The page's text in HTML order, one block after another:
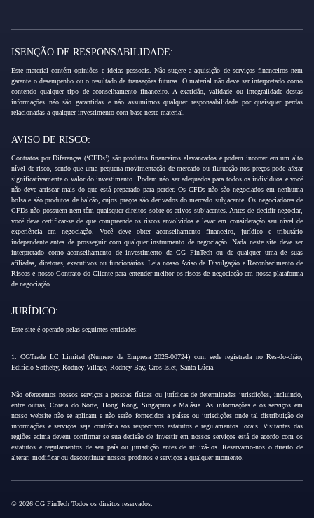
ISENÇÃO DE RESPONSABILIDADE:
Este material contém opiniões e ideias pessoais. Não sugere a aquisição de serviços financeiros nem
garante o desempenho ou o resultado de transações futuras. O material não deve ser interpretado como
contendo qualquer tipo de aconselhamento financeiro. A exatidão, validade ou integralidade destas
informações não são garantidas e não assumimos qualquer responsabilidade por quaisquer perdas
relacionadas a qualquer investimento com base neste material.
AVISO DE RISCO:
Contratos por Diferenças (‘CFDs’) são produtos financeiros alavancados e podem incorrer em um alto
nível de risco, sendo que uma pequena movimentação de mercado ou flutuação nos preços pode afetar
significativamente o valor do investimento. Podem não ser adequados para todos os indivíduos e você
não deve arriscar mais do que está preparado para perder. Os CFDs não são negociados em nenhuma
bolsa e são produtos de balcão, cujos preços são derivados do mercado subjacente. Os negociadores de
CFDs não possuem nem têm quaisquer direitos sobre os ativos subjacentes. Antes de decidir negociar,
você deve certificar-se de que compreende os riscos envolvidos e levar em consideração seu nível de
experiência em negociação. Você deve obter aconselhamento financeiro, jurídico e tributário
independente antes de prosseguir com qualquer instrumento de negociação. Nada neste site deve ser
interpretado como aconselhamento de investimento da CG FinTech ou de qualquer uma de suas
afiliadas, diretores, executivos ou funcionários. Leia nosso Aviso de Divulgação e Reconhecimento de
Riscos e nosso Contrato do Cliente para entender melhor os riscos de negociação em nossa plataforma
de negociação.
JURÍDICO:
Este site é operado pelas seguintes entidades:
1. CGTrade LC Limited (Número da Empresa 2025-00724) com sede registrada no Rés-do-chão,
Edifício Sotheby, Rodney Village, Rodney Bay, Gros-Islet, Santa Lúcia.
Não oferecemos nossos serviços a pessoas físicas ou jurídicas de determinadas jurisdições, incluindo,
entre outras, Coreia do Norte, Hong Kong, Singapura e Malásia. As informações e os serviços em
nosso website não se aplicam e não serão fornecidos a países ou jurisdições onde tal distribuição de
informações e serviços seja contrária aos respectivos estatutos e regulamentos locais. Visitantes das
regiões acima devem confirmar se sua decisão de investir em nossos serviços está de acordo com os
estatutos e regulamentos de seu país ou jurisdição antes de utilizá-los. Reservamo-nos o direito de
alterar, modificar ou descontinuar nossos produtos e serviços a qualquer momento.
© 2026 CG FinTech Todos os direitos reservados.